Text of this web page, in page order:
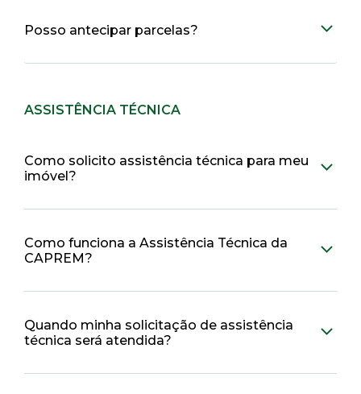
Posso antecipar parcelas?
ASSISTÊNCIA TÉCNICA
Como solicito assistência técnica para meu
imóvel?
Como funciona a Assistência Técnica da
CAPREM?
Quando minha solicitação de assistência
técnica será atendida?